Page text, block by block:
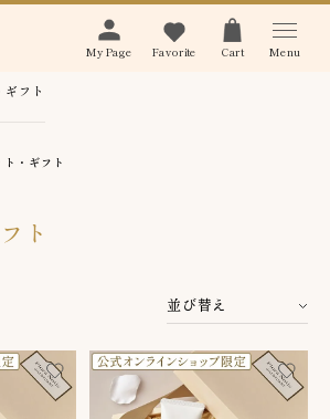
My Page Favorite Cart Menu
フト
ト・ギフト
ト
並び替え